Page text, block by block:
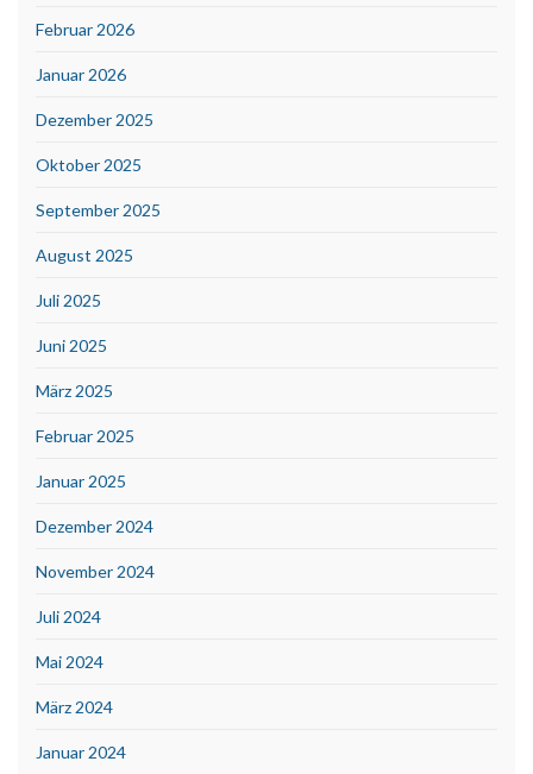
Februar 2026
Januar 2026
Dezember 2025
Oktober 2025
September 2025
August 2025
Juli 2025
Juni 2025
März 2025
Februar 2025
Januar 2025
Dezember 2024
November 2024
Juli 2024
Mai 2024
März 2024
Januar 2024